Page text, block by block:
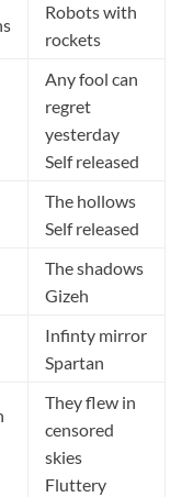
Robots with
rockets
Any fool can
regret
yesterday
Self released
The hollows
Self released
The shadows
Gizeh
Infinty mirror
Spartan
They flew in
censored
skies
Fluttery